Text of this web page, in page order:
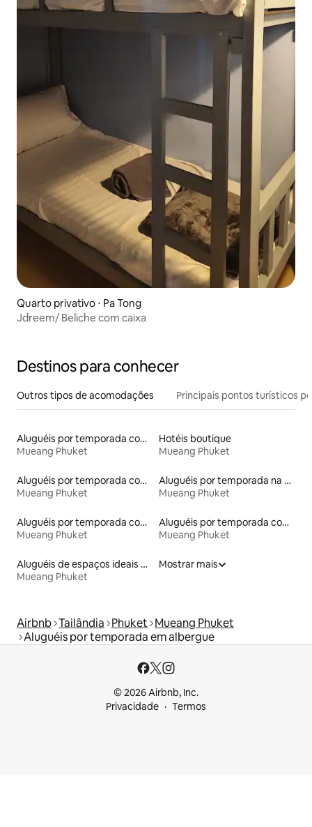
Quarto privativo ⋅ Pa Tong
Jdreem/ Beliche com caixa
Destinos para conhecer
Outros tipos de acomodações Principais pontos turísticos
Aluguéis por temporada com sauna
Mueang Phuket
Hotéis boutique
Mueang Phuket
Aluguéis por temporada com suítes privativas
Mueang Phuket
Aluguéis por temporada na orla
Mueang Phuket
Aluguéis por temporada com café da manhã
Mueang Phuket
Aluguéis por temporada com banheira de hidromassagem
Mueang Phuket
Aluguéis de espaços ideais para famílias
Mueang Phuket
Mostrar mais
Airbnb Tailândia Phuket Mueang Phuket
Aluguéis por temporada em albergue
© 2026 Airbnb, Inc.
Privacidade
Termos